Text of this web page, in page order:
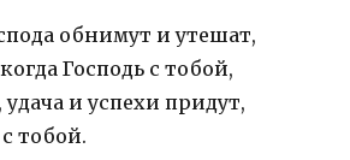
обнимут и утешат,
Господь с тобой,
и успехи придут,
тобой.